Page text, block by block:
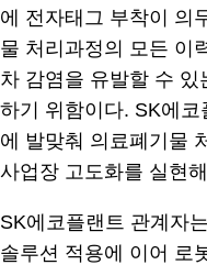
에 전자태그 부착이 의
물 처리과정의 모든 이
차 감염을 유발할 수
하기 위함이다. SK에
에 발맞춰 의료폐기물
사업장 고도화를 실현
SK에코플랜트 관계자
솔루션 적용에 이어 로